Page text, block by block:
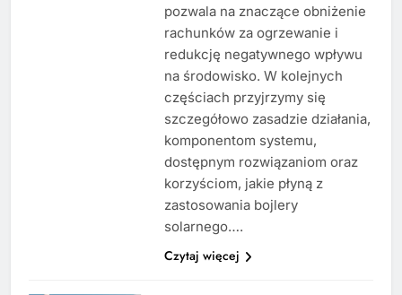
pozwala na znaczące obniżenie
rachunków za ogrzewanie i
redukcję negatywnego wpływu
na środowisko. W kolejnych
częściach przyjrzymy się
szczegółowo zasadzie działania,
komponentom systemu,
dostępnym rozwiązaniom oraz
korzyściom, jakie płyną z
zastosowania bojlery
solarnego….
Czytaj więcej